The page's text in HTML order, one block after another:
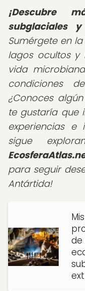
¡Descubre
subglaciales
Sumérgete en
lagos ocultos y
vida
condiciones
¿Conoces
te gustaría que
experiencias
sigue
para seguir
Antártida!
de